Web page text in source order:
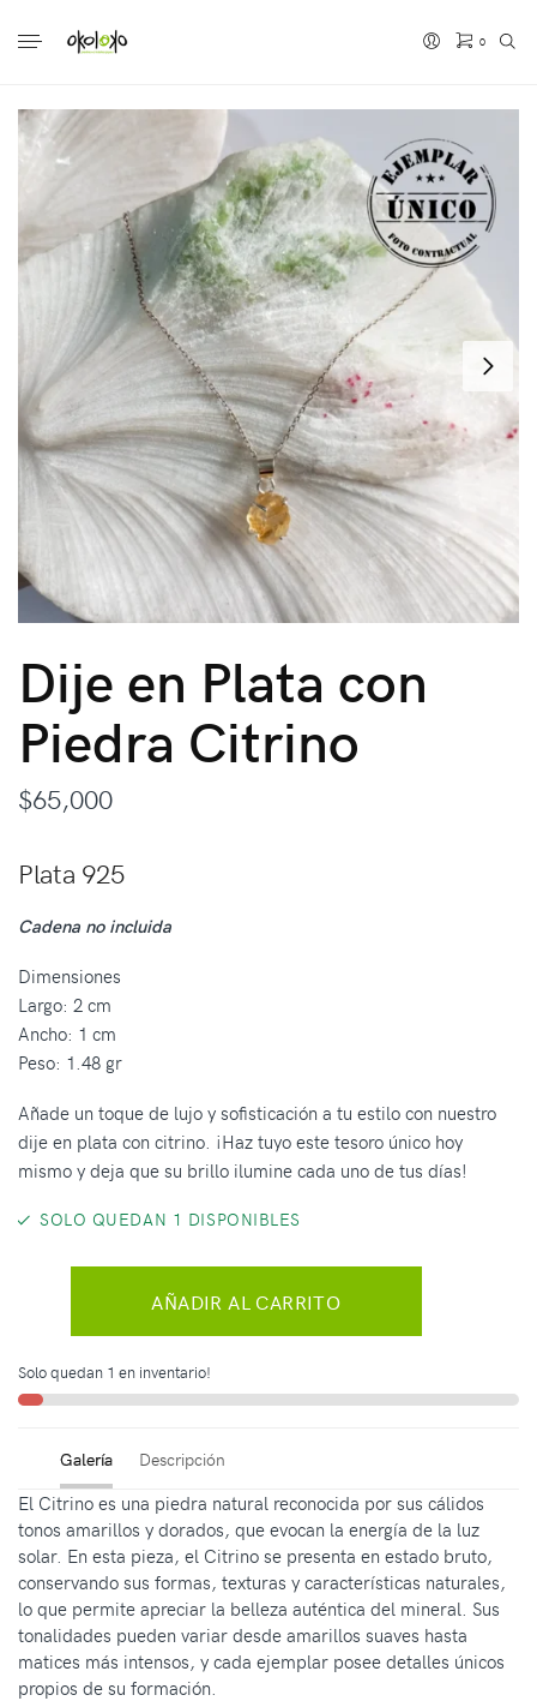
0
Dije en Plata con
Piedra Citrino
$65,000
Plata 925
Cadena no incluida
Dimensiones
Largo: 2 cm
Ancho: 1 cm
Peso: 1.48 gr
Añade un toque de lujo y sofisticación a tu estilo con nuestro
dije en plata con citrino. ¡Haz tuyo este tesoro único hoy
mismo y deja que su brillo ilumine cada uno de tus días!
SOLO QUEDAN 1 DISPONIBLES
AÑADIR AL CARRITO
Solo quedan 1 en inventario!
Galería Descripción
El Citrino es una piedra natural reconocida por sus cálidos
tonos amarillos y dorados, que evocan la energía de la luz
solar. En esta pieza, el Citrino se presenta en estado bruto,
conservando sus formas, texturas y características naturales,
lo que permite apreciar la belleza auténtica del mineral. Sus
tonalidades pueden variar desde amarillos suaves hasta
matices más intensos, y cada ejemplar posee detalles únicos
propios de su formación.